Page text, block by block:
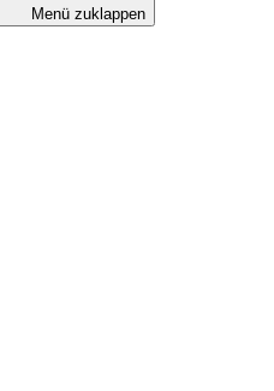
Menü zuklappen